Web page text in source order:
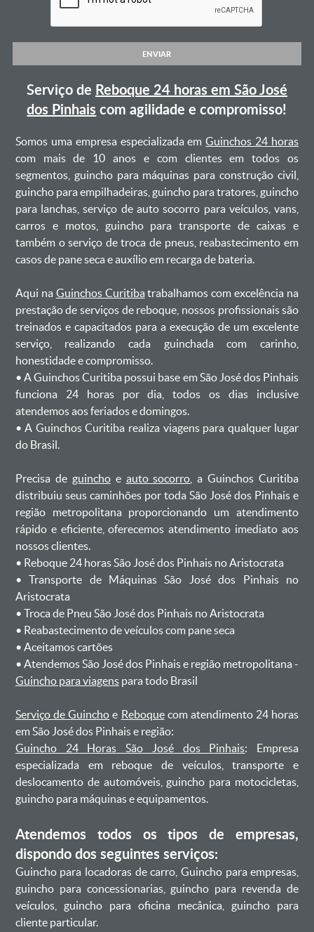
ENVIAR
Serviço de Reboque 24 horas em São José
dos Pinhais com agilidade e compromisso!
Somos uma empresa especializada emGuinchos 24 horas
com mais de 10 anos e com clientes em todos os
segmentos, guincho para máquinas para construção civil,
guincho para empilhadeiras, guincho para tratores, guincho
para lanchas, serviço de auto socorro para veículos, vans,
carros e motos, guincho para transporte de caixas e
também o serviço de troca de pneus, reabastecimento em
casos de pane seca e auxílio em recarga de bateria. ㅤㅤ
Aqui na Guinchos Curitiba trabalhamos com excelência na
prestação de serviços de reboque, nossos profissionais são
treinados e capacitados para a execução de um excelente
serviço, realizando cada guinchada com carinho,
honestidade e compromisso.
ㅤㅤ• A Guinchos Curitiba possui base em São José dos Pinhais
funciona 24 horas por dia, todos os dias inclusive
atendemos aos feriados e domingos.
ㅤㅤ• A Guinchos Curitiba realiza viagens para qualquer lugar
do Brasil.
Precisa de guinchoe auto socorro , a Guinchos Curitiba
distribuiu seus caminhões por toda São José dos Pinhais e
região metropolitana proporcionando um atendimento
rápido e eficiente, oferecemos atendimento imediato aos
nossos clientes.
ㅤㅤ• Reboque 24 horas São José dos Pinhais no Aristocrata
ㅤㅤ• Transporte de Máquinas São José dos Pinhais no
Aristocrata
ㅤㅤ• Troca de Pneu São José dos Pinhais no Aristocrata
ㅤㅤ• Reabastecimento de veículos com pane seca
ㅤㅤ• Aceitamos cartões
ㅤㅤ• Atendemos São José dos Pinhais e região metropolitana -
Guincho para viagenspara todo Brasil
Serviço de Guincho e Reboquecom atendimento 24 horas
em São José dos Pinhais e região:
Guincho 24 Horas São José dos Pinhais: Empresa
especializada em reboque de veículos, transporte e
deslocamento de automóveis, guincho para motocicletas,
guincho para máquinas e equipamentos.
Atendemos todos os tipos de empresas,
dispondo dos seguintes serviços:
Guincho para locadoras de carro, Guincho para empresas,
guincho para concessionarias, guincho para revenda de
veículos, guincho para oficina mecânica, guincho para
cliente particular.